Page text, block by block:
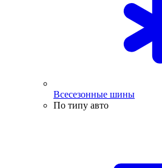
Всесезонные шины
По типу авто